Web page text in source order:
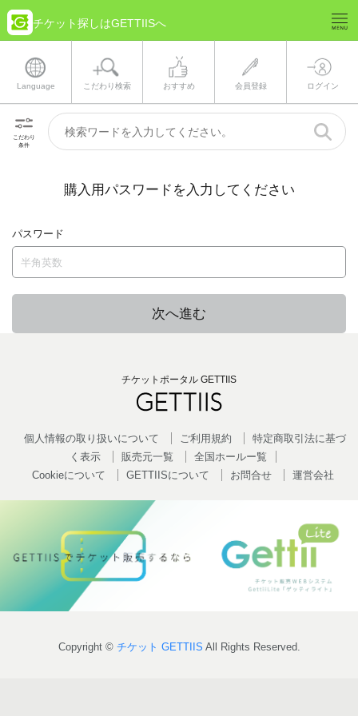
チケット探しはGETTIISへ
Language こだわり検索 おすすめ 会員登録 ログイン
こだわり
条件
購入用パスワードを入力してください
パスワード
次へ進む
チケットポータル GETTIIS
個人情報の取り扱いについて ご利用規約
特定商取引法に基づ
く表示
販売元一覧
全国ホールー覧
Cookieについて
GETTIISについて お問合せ 運営会社
Copyright © チケット GETTIIS All Rights Reserved.